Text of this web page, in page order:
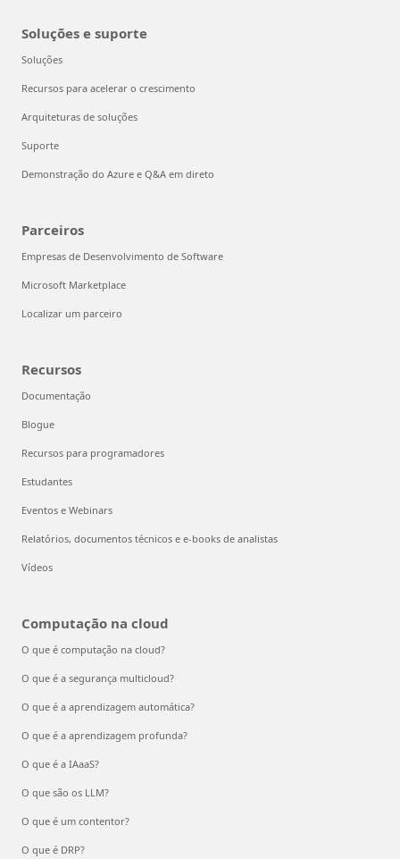
Soluções e suporte
Soluções
Recursos para acelerar o crescimento
Arquiteturas de soluções
Suporte
Demonstração do Azure e Q&A em direto
Parceiros
Empresas de Desenvolvimento de Software
Microsoft Marketplace
Localizar um parceiro
Recursos
Documentação
Blogue
Recursos para programadores
Estudantes
Eventos e Webinars
Relatórios, documentos técnicos e e-books de analistas
Vídeos
Computação na cloud
O que é computação na cloud?
O que é a segurança multicloud?
O que é a aprendizagem automática?
O que é a aprendizagem profunda?
O que é a IAaaS?
O que são os LLM?
O que é um contentor?
O que é DRP?